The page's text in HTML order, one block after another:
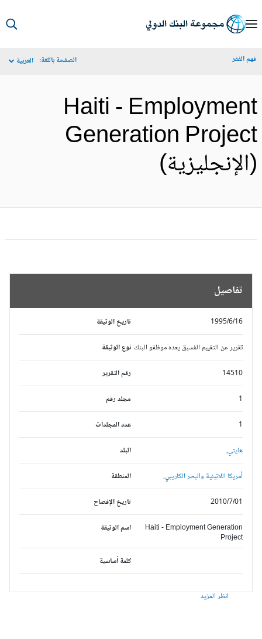
الفقر الصفحة باللغة: العربية
Haiti -
Generation
تفاصيل
تاريخ الوثيقة 1995/6/16
نوع الوثيقة تقرير عن التقييم المُسبق يعده موظفو البنك
رقم التقرير 14510
مجلد رقم
عدد المجلدات
البلد هايتي,
المنطقة أمريكا اللاتينية والبحر الكاريبي,
تاريخ الإفصاح 2010/7/01
اسم الوثيقة
Haiti - Employment Generation
Project
كلمة أساسية
انظر المزيد